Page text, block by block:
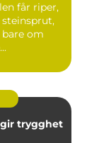
får riper,
om
trygghet